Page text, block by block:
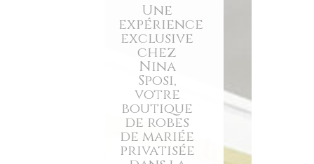
Une
expérience
exclusive
chez
Nina
Sposi,
votre
boutique
de robes
de mariée
privatisée